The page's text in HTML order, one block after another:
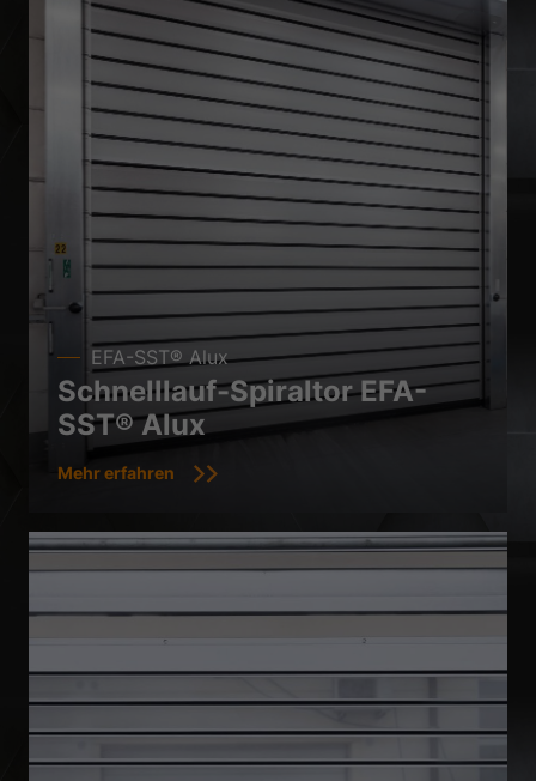
EFA-SST® Alux
Schnelllauf-Spiraltor EFA-
SST® Alux
Mehr erfahren